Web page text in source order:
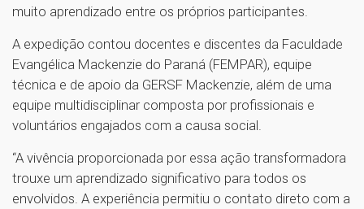
muito aprendizado entre os próprios participantes.
A expedição contou docentes e discentes da Faculdade
Evangélica Mackenzie do Paraná (FEMPAR), equipe
técnica e de apoio da GERSF Mackenzie, além de uma
equipe multidisciplinar composta por profissionais e
voluntários engajados com a causa social.
“A vivência proporcionada por essa ação transformadora
trouxe um aprendizado significativo para todos os
envolvidos. A experiência permitiu o contato direto com a